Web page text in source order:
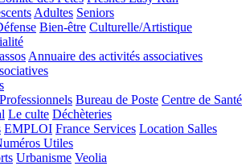
Adultes Seniors
Bien-être Culturelle/Artistique
Annuaire des activités associatives
Bureau de Poste Centre de Santé
Le culte Déchèteries
EMPLOI France Services Location Salles
Utiles
Urbanisme Veolia